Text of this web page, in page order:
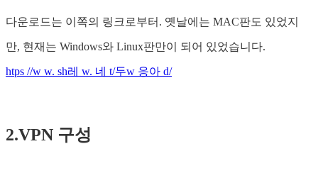
다운로드는 이쪽의 링크로부터. 옛날에는 MAC판도 있었지
만, 현재는 Windows와 Linux판만이 되어 있었습니다.
htps //w w. sh레 w. 네 t/두w 응아 d/
2.VPN 구성